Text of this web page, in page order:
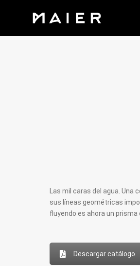
Las mil caras del agua.
sus líneas geométricas
fluyendo es ahora un prisma
Descargar catálogo